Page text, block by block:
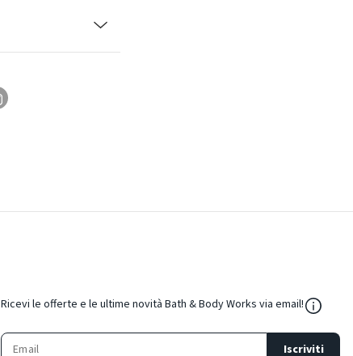
Ricevi le offerte e le ultime novità Bath & Body Works via email!
Iscriviti